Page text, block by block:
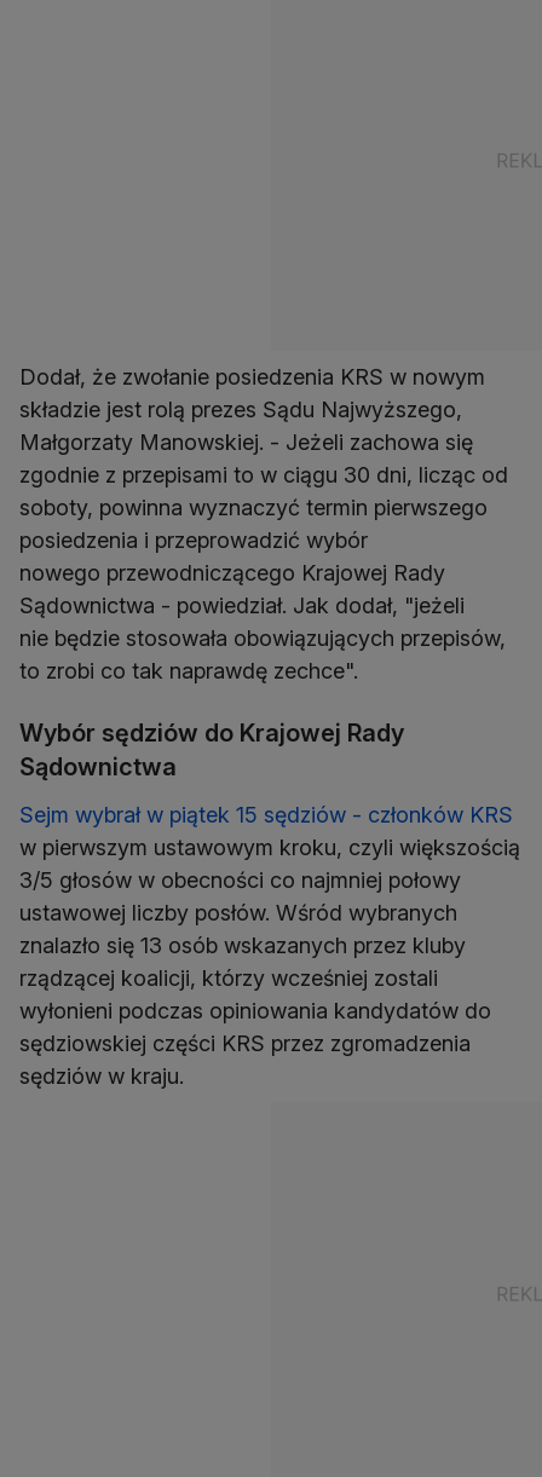
Dodał, że zwołanie posiedzenia KRS w nowym
składzie jest rolą prezes Sądu Najwyższego,
Małgorzaty Manowskiej. - Jeżeli zachowa się
zgodnie z przepisami to w ciągu 30 dni, licząc od
soboty, powinna wyznaczyć termin pierwszego
posiedzenia i przeprowadzić wybór
nowego przewodniczącego Krajowej Rady
Sądownictwa - powiedział. Jak dodał, "jeżeli
nie będzie stosowała obowiązujących przepisów,
to zrobi co tak naprawdę zechce".
Wybór sędziów do Krajowej Rady
Sądownictwa
Sejm wybrał w piątek 15 sędziów - członków KRS
w pierwszym ustawowym kroku, czyli większością
3/5 głosów w obecności co najmniej połowy
ustawowej liczby posłów. Wśród wybranych
znalazło się 13 osób wskazanych przez kluby
rządzącej koalicji, którzy wcześniej zostali
wyłonieni podczas opiniowania kandydatów do
sędziowskiej części KRS przez zgromadzenia
sędziów w kraju.